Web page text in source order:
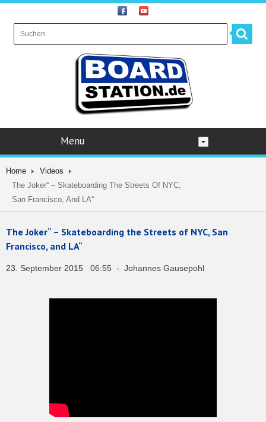
Menu
Home
Videos
The Joker“ – Skateboarding The Streets Of NYC,
San Francisco, And LA“
The Joker“ – Skateboarding the Streets of NYC, San
Francisco, and LA“
23. September 2015 06:55 - Johannes Gausepohl